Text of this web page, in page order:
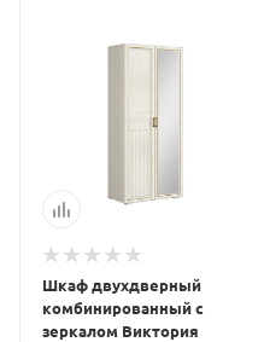
Шкаф двухдверный
комбинированный с
зеркалом Виктория